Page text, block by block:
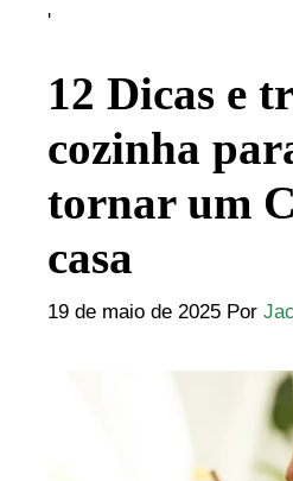
'
12 Dicas e
cozinha
tornar um
casa
19 de maio de 2025 Por